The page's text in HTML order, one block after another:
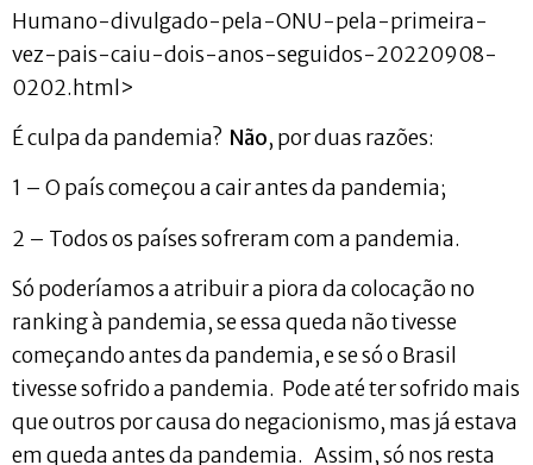
Humano-divulgado-pela-ONU-pela-primeira-
vez-pais-caiu-dois-anos-seguidos-20220908-
0202.html>
É culpa da pandemia? Não, por duas razões:
1 – O país começou a cair antes da pandemia;
2 – Todos os países sofreram com a pandemia.
Só poderíamos a atribuir a piora da colocação no
ranking à pandemia, se essa queda não tivesse
começando antes da pandemia, e se só o Brasil
tivesse sofrido a pandemia. Pode até ter sofrido mais
que outros por causa do negacionismo, mas já estava
em queda antes da pandemia. Assim, só nos resta